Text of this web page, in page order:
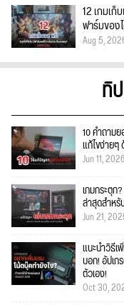
12 เกมเ
ฟาร์มขอ
Aug 5,
ทิ
10 คำถาม
แก้ไขง่ายๆ
Jun 11, 2026
เกมกระตุก
ล่าสุดสำหรั
Jun 21,
แนะนำวิธีเ
บอก! อัปเก
ตัวเอง!
Oct 30,